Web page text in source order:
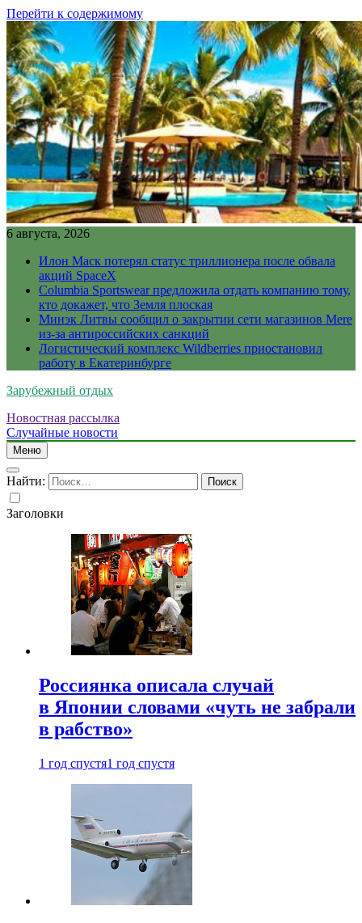
Перейти к содержимому
6 августа, 2026
Илон Маск потерял статус триллионера после обвала
акций SpaceX
Columbia Sportswear предложила отдать компанию тому,
кто докажет, что Земля плоская
Минэк Литвы сообщил о закрытии сети магазинов Mere
из-за антироссийских санкций
Логистический комплекс Wildberries приостановил
работу в Екатеринбурге
Зарубежный отдых
Новостная рассылка
Случайные новости
Меню
Найти:
Заголовки
Россиянка описала случай
в Японии словами «чуть не забрали
в рабство»
1 год спустя1 год спустя